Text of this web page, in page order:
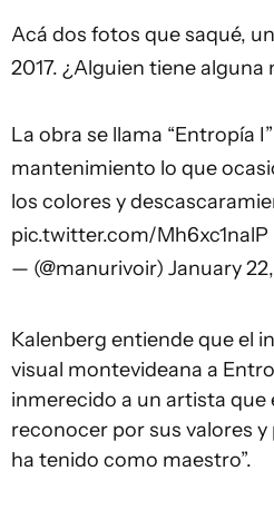
Acá dos fotos que saqué,
2017. ¿Alguien tiene alguna
La obra se llama “Entropía
mantenimiento lo que
los colores y
pic.twitter.com/Mh6xc1nalP
— (@manurivoir) January
Kalenberg entiende que el
visual montevideana a
inmerecido a un artista que
reconocer por sus valores
ha tenido como maestro”.